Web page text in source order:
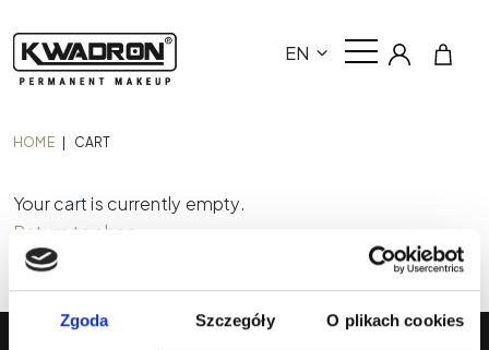
Zgoda Szczegóły O plikach cookies
EN
HOME CART
Your cart is currently empty.
Return to shop